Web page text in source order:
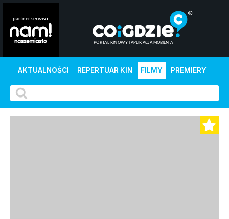
AKTUALNOŚCI REPERTUAR KIN FILMY PREMIERY